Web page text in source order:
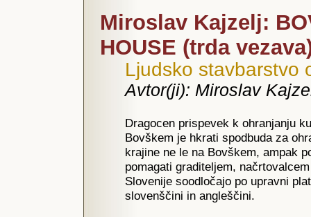
Miroslav Kajzelj:
HOUSE (trda
Ljudsko stavbarstvo
Avtor(ji): Miroslav
Dragocen prispevek k ohranjanju
Bovškem je hkrati spodbuda za
krajine ne le na Bovškem, ampak
pomagati graditeljem,
Slovenije soodločajo po upravni
slovenščini in angleščini.